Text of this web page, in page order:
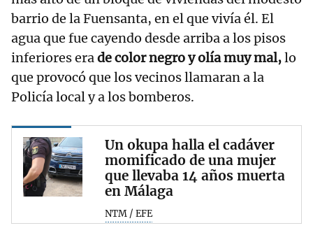
barrio de la Fuensanta, en el que vivía él. El
agua que fue cayendo desde arriba a los pisos
inferiores erade color negro y olía muy mal,lo
que provocó que los vecinos llamaran a la
Policía local y a los bomberos.
Un okupa halla el cadáver
momificado de una mujer
que llevaba 14 años muerta
en Málaga
NTM / EFE